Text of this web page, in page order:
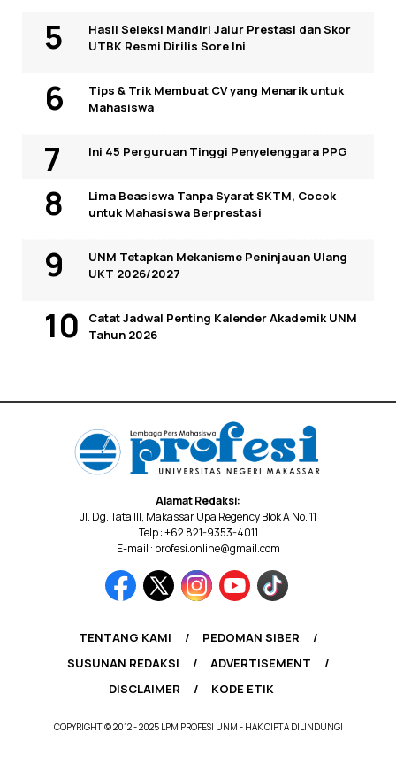
Hasil Seleksi Mandiri Jalur Prestasi dan Skor
UTBK Resmi Dirilis Sore Ini
Tips & Trik Membuat CV yang Menarik untuk
Mahasiswa
Ini 45 Perguruan Tinggi Penyelenggara PPG
Lima Beasiswa Tanpa Syarat SKTM, Cocok
untuk Mahasiswa Berprestasi
UNM Tetapkan Mekanisme Peninjauan Ulang
UKT 2026/2027
Catat Jadwal Penting Kalender Akademik UNM
Tahun 2026
Alamat Redaksi:
Jl. Dg. Tata III, Makassar Upa Regency Blok A No. 11
Telp : +62 821-9353-4011
E-mail : profesi.online@gmail.com
TENTANG KAMI
PEDOMAN SIBER
SUSUNAN REDAKSI
ADVERTISEMENT
DISCLAIMER
KODE ETIK
COPYRIGHT © 2012 - 2025 LPM PROFESI UNM - HAK CIPTA DILINDUNGI